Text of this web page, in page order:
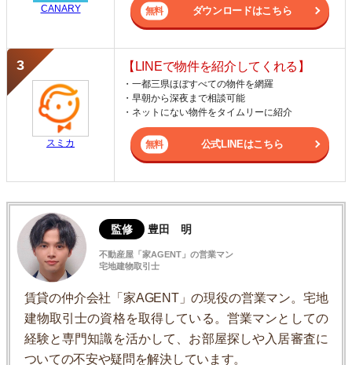
CANARY ダウンロードはこちら
スミカ
【LINEで物件を紹介してくれる】
・一都三県ほぼすべての物件を網羅
・早朝から深夜まで相談可能
・ネットにない物件をタイムリーに紹介
公式LINEはこちら
監修 豊田 明
不動産屋「家AGENT」の営業マン
宅地建物取引士
賃貸の仲介会社「家AGENT」の現役の営業マン。宅地
建物取引士の資格を取得している。営業マンとしての
経験と専門知識を活かして、お部屋探しや入居審査に
ついての不安や疑問を解決しています。